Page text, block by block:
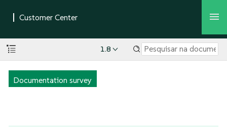
1.8
Documentation survey